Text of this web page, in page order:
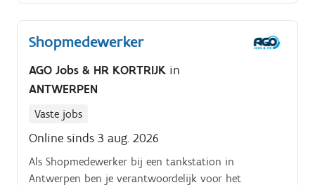
Shopmedewerker
AGO Jobs & HR KORTRIJK in
ANTWERPEN
Vaste jobs
Online sinds 3 aug. 2026
Als Shopmedewerker bij een tankstation in
Antwerpen ben je verantwoordelijk voor het